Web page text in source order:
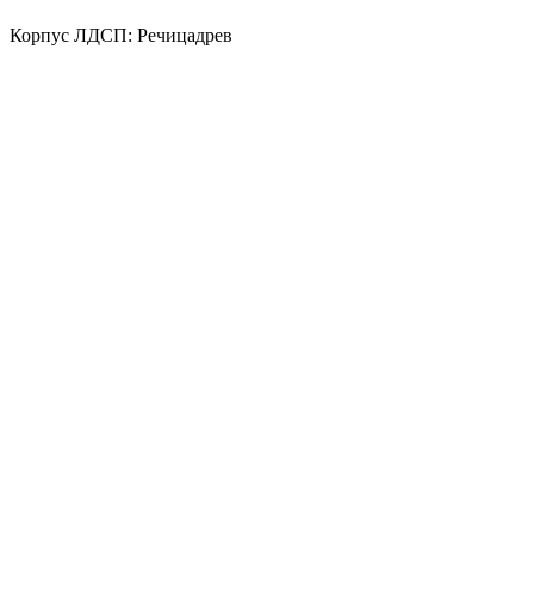
Корпус ЛДСП: Речицадрев